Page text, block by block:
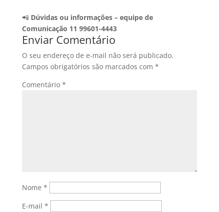
📲 Dúvidas ou informações – equipe de
Comunicação 11 99601-4443
Enviar Comentário
O seu endereço de e-mail não será publicado.
Campos obrigatórios são marcados com *
Comentário *
Nome *
E-mail *